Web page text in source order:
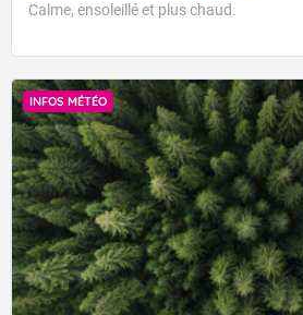
Calme, ensoleillé et plus chaud.
INFOS MÉTÉO